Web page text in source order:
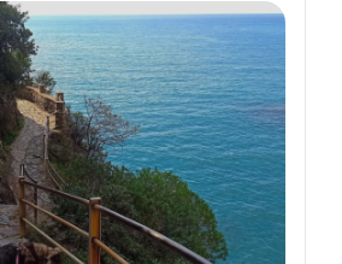
meter Peaks of the Alps